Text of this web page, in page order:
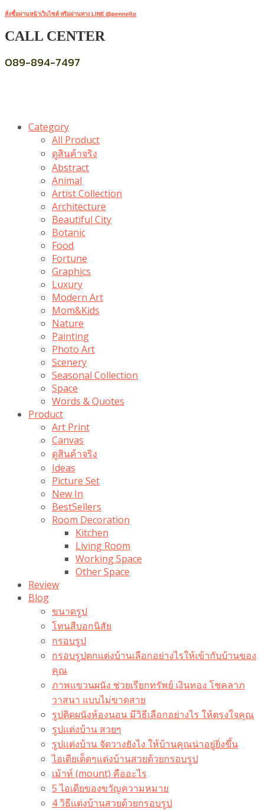
สั่งซื้อผ่านหน้าเว็บไซต์ หรือผ่านทาง LINE @pennello
CALL CENTER
089-894-7497
Category
All Product
ดูสินค้าจริง
Abstract
Animal
Artist Collection
Architecture
Beautiful City
Botanic
Food
Fortune
Graphics
Luxury
Modern Art
Mom&Kids
Nature
Painting
Photo Art
Scenery
Seasonal Collection
Space
Words & Quotes
Product
Art Print
Canvas
ดูสินค้าจริง
Ideas
Picture Set
New In
BestSellers
Room Decoration
Kitchen
Living Room
Working Space
Other Space
Review
Blog
ขนาดรูป
โทนสีบอกนิสัย
กรอบรูป
กรอบรูปตกแต่งบ้านเลือกอย่างไรให้เข้ากับบ้านของ
คุณ
ภาพแขวนผนัง ช่วยเรียกทรัพย์ เงินทอง โชคลาภ
วาสนา แบบไม่ขาดสาย
รูปติดผนังห้องนอน มีวิธีเลือกอย่างไร ให้ตรงใจคุณ
รูปแต่งบ้าน สวยๆ
รูปแต่งบ้าน จัดวางยังไง ให้บ้านคุณน่าอยู่ยิ่งขึ้น
ไอเดียเด็ดๆแต่งบ้านสวยด้วยกรอบรูป
เม้าท์ (mount) คืออะไร​
5 ไอเดียของขวัญความหมาย
4 วิธีแต่งบ้านสวยด้วยกรอบรูป